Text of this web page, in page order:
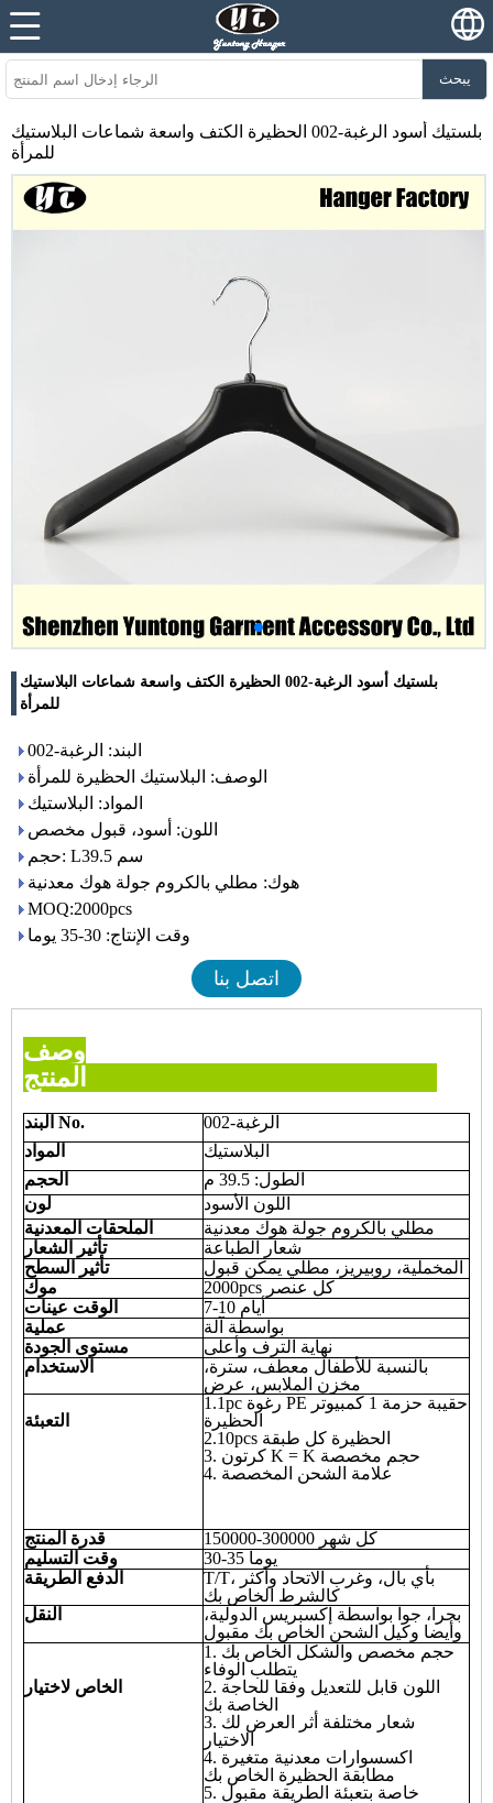
يبحث
بلستيك أسود الرغبة-002 الحظيرة الكتف واسعة شماعات البلاستيك
للمرأة
بلستيك أسود الرغبة-002 الحظيرة الكتف واسعة شماعات البلاستيك
للمرأة
البند: الرغبة-002
الوصف: البلاستيك الحظيرة للمرأة
المواد: البلاستيك
اللون: أسود، قبول مخصص
حجم: L39.5 سم
هوك: مطلي بالكروم جولة هوك معدنية
MOQ:2000pcs
وقت الإنتاج: 30-35 يوما
اتصل بنا
وصف
المنتج
No.
الرغبة-002
المواد
الحجم
الطول: 39.5 م
لون
اللون الأسود
الملحقات المعدنية
مطلي بالكروم جولة هوك معدنية
تأثير الشعار
شعار الطباعة
تأثير السطح
المخملية، روبيريز، مطلي يمكن قبول
موك
2000pcs كل عنصر
الوقت عينات
7-10 أيام
عملية
بواسطة آلة
مستوى الجودة
نهاية الترف وأعلى
الاستخدام
بالنسبة للأطفال معطف، سترة،
مخزن الملابس، عرض
التعبئة
1.1pc رغوة PE حقيبة حزمة 1 كمبيوتر
الحظيرة
2.10pcs الحظيرة كل طبقة
3. كرتون K = K حجم مخصصة
4. علامة الشحن المخصصة
قدرة المنتج
150000-300000 كل شهر
وقت التسليم
30-35 يوما
الدفع الطريقة
T/T، بأي بال، وغرب الاتحاد وأكثر
كالشرط الخاص بك
النقل
بحرا، جوا بواسطة إكسبريس الدولية،
وأيضا وكيل الشحن الخاص بك مقبول
الخاص لاختيار
1. حجم مخصص والشكل الخاص بك
يتطلب الوفاء
2. اللون قابل للتعديل وفقا للحاجة
الخاصة بك
3. شعار مختلفة أثر العرض لك
الاختيار
4. اكسسوارات معدنية متغيرة
مطابقة الحظيرة الخاص بك
5. خاصة بتعبئة الطريقة مقبول